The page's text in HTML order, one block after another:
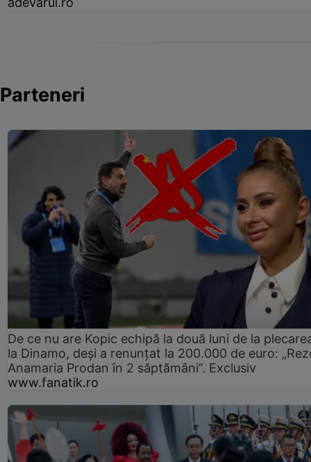
Parteneri
De ce nu are Kopic echipă la două luni de la
la Dinamo, deși a renunțat la 200.000 de euro:
Anamaria Prodan în 2 săptămâni”. Exclusiv
www.fanatik.ro